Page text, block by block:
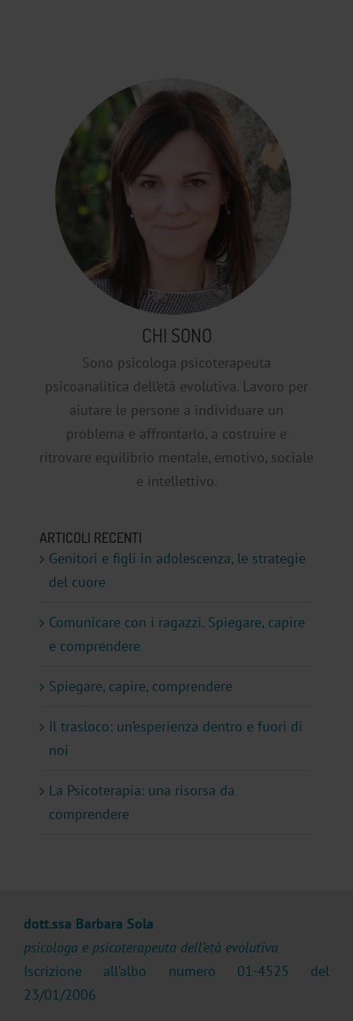
CHI SONO
Sono psicologa psicoterapeuta
psicoanalitica dell’età evolutiva. Lavoro per
aiutare le persone a individuare un
problema e affrontarlo, a costruire e
ritrovare equilibrio mentale, emotivo, sociale
e intellettivo.
ARTICOLI RECENTI
Genitori e figli in adolescenza, le strategie
del cuore
Comunicare con i ragazzi. Spiegare, capire
e comprendere
Spiegare, capire, comprendere
Il trasloco: un’esperienza dentro e fuori di
noi
La Psicoterapia: una risorsa da
comprendere
dott.ssa Barbara Sola
psicologa e psicoterapeuta dell’età evolutiva
Iscrizione all’albo numero 01-4525 del
23/01/2006